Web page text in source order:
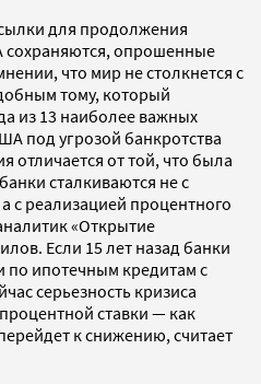
для продолжения
сохраняются, опрошенные
что мир не столкнется с
тому, который
из 13 наиболее важных
под угрозой банкротства
отличается от той, что была
сталкиваются не с
с реализацией процентного
«Открытие
Если 15 лет назад банки
по ипотечным кредитам с
серьезность кризиса
ставки — как
к снижению, считает